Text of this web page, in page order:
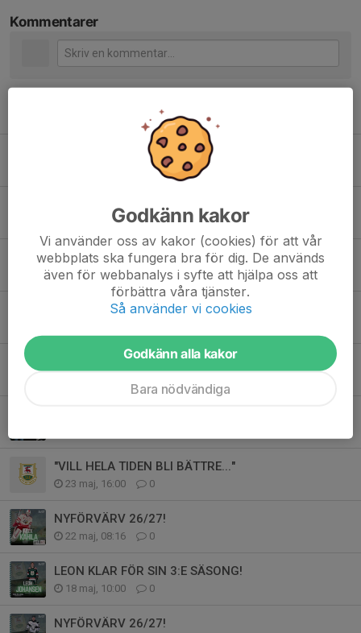
Kommentarer
TRÄNINGSMATCHERNA FÖR A-LAGET
TRUPPEN 2026/2027
22 jul, 07:00 0
JANNE & KRISTINA KLARA FÖR 26/27!
20 jul, 12:00 0
GÖRAN KLAR FÖR SIN 27:E SÄSONG!
CARL KLAR FÖR SIN ANDRA SÄSONG!
"VILL HELA TIDEN BLI BÄTTRE..."
23 maj, 16:00 0
NYFÖRVÄRV 26/27!
22 maj, 08:16 0
LEON KLAR FÖR SIN 3:E SÄSONG!
18 maj, 10:00 0
NYFÖRVÄRV 26/27!
Godkänn kakor
Vi använder oss av kakor (cookies) för att vår
webbplats ska fungera bra för dig. De används
även för webbanalys i syfte att hjälpa oss att
förbättra våra tjänster.
Så använder vi cookies
Godkänn alla kakor
Bara nödvändiga